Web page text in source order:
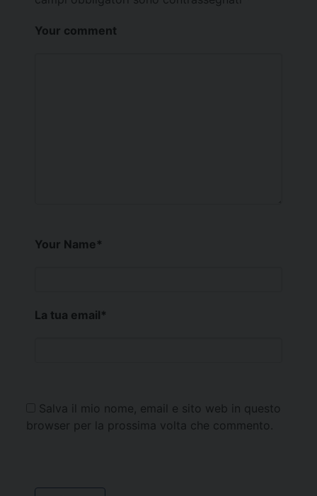
Your comment
Your Name*
La tua email*
Salva il mio nome, email e sito web in questo
browser per la prossima volta che commento.